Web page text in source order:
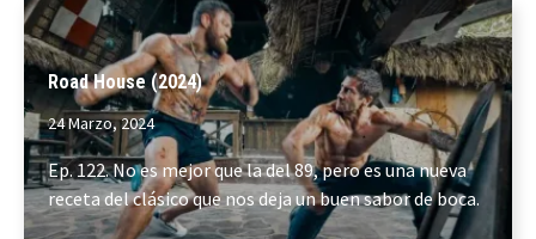
Road House (2024)
24 Marzo, 2024
Ep. 122. No es mejor que la del 89, pero es una nueva
receta del clásico que nos deja un buen sabor de boca.